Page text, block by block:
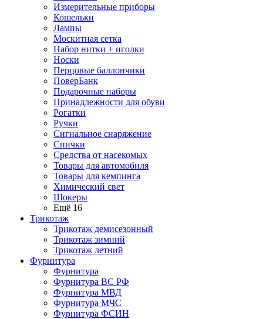
Измерительные приборы
Кошельки
Лампы
Москитная сетка
Набор нитки + иголки
Носки
Перцовые баллончики
ПоверБанк
Подарочные наборы
Принадлежности для обуви
Рогатки
Ручки
Сигнальное снаряжение
Спички
Средства от насекомых
Товары для автомобиля
Товары для кемпинга
Химический свет
Шокеры
Ещё 16
Трикотаж
Трикотаж демисезонный
Трикотаж зимний
Трикотаж летний
Фурнитура
Фурнитура
Фурнитура ВС РФ
Фурнитура МВД
Фурнитура МЧС
Фурнитура ФСИН